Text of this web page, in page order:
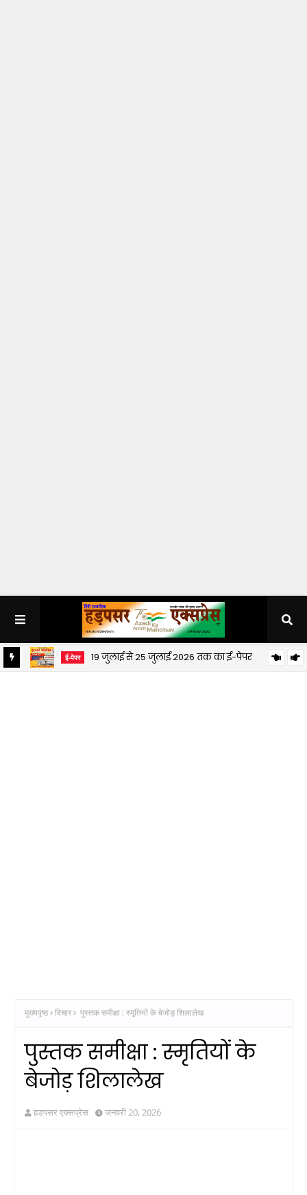
ई-पेपर 19 जुलाई से 25 जुलाई 2026 तक का ई-पेपर
मुख्यपृष्ठ विचार पुस्तक समीक्षा : स्मृतियों के बेजोड़ शिलालेख
पुस्तक समीक्षा : स्मृतियों के
बेजोड़ शिलालेख
हडपसर एक्सप्रेस जनवरी 20, 2026